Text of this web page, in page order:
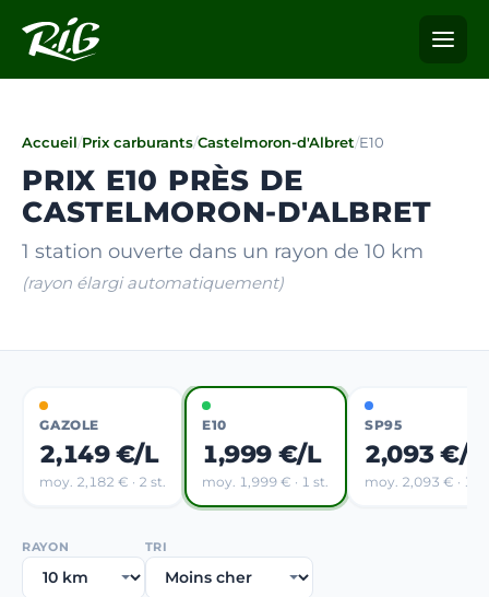
Accueil/Prix carburants/Castelmoron-d'Albret/E10
PRIX E10 PRÈS DE
CASTELMORON-D'ALBRET
1 station ouverte dans un rayon de 10 km
(rayon élargi automatiquement)
GAZOLE
2,149 €/L
moy. 2,182 € · 2 st.
E10
1,999 €/L
moy. 1,999 € · 1 st.
SP95
2,093 €/L
moy. 2,093 € · 1
RAYON TRI